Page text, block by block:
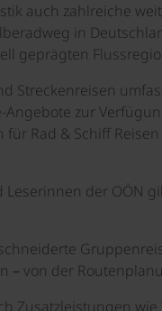
auch zahlreiche
in
geprägten
Streckenreisen
Angebote zur
Rad & Schiff
Leserinnen der OÖN
– von der
Zusatzleistungen